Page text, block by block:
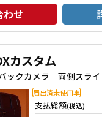
わせ
カスタム
支払総額(税込)
届出済未使用車